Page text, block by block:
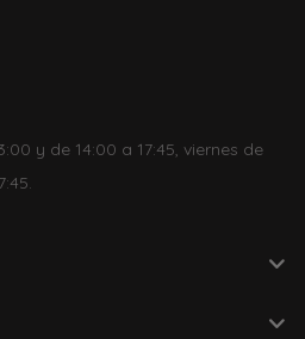
y de 14:00 a 17:45, viernes de